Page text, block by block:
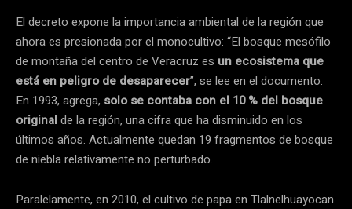
El decreto expone la importancia ambiental de la región que
ahora es presionada por el monocultivo: “El bosque mesófilo
de montaña del centro de Veracruz es un ecosistema que
está en peligro de desaparecer”, se lee en el documento.
En 1993, agrega, solo se contaba con el 10 % del bosque
originalde la región, una cifra que ha disminuido en los
últimos años. Actualmente quedan 19 fragmentos de bosque
de niebla relativamente no perturbado.
Paralelamente, en 2010, el cultivo de papa en Tlalnelhuayocan